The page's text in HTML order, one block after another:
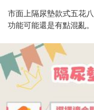
市面上隔尿墊款式五花
功能可能還是有點混亂